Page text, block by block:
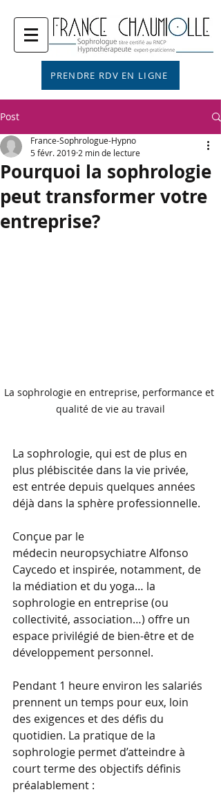
PRENDRE RDV EN LIGNE
Post
Pourquoi la sophrologie
peut transformer votre
entreprise?
France-Sophrologue-Hypno
5 févr. 2019 2 min de lecture
La sophrologie en entreprise, performance et
qualité de vie au travail
La sophrologie, qui est de plus en
plus plébiscitée dans la vie privée,
est entrée depuis quelques années
déjà dans la sphère professionnelle.
Conçue par le
médecin neuropsychiatre Alfonso
Caycedo et inspirée, notamment, de
la médiation et du yoga… la
sophrologie en entreprise (ou
collectivité, association…) offre un
espace privilégié de bien-être et de
développement personnel.
Pendant 1 heure environ les salariés
prennent un temps pour eux, loin
des exigences et des défis du
quotidien. La pratique de la
sophrologie permet d’atteindre à
court terme des objectifs définis
préalablement :